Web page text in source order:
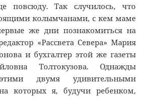
повсюду. Так случилось, что
колымчанами, с кем маме
же дни познакомиться на
«Рассвета Севера» Мария
и бухгалтер этой же газеты
Толтокузова. Однажды
двумя удивительными
которых я, будучи ребенком,